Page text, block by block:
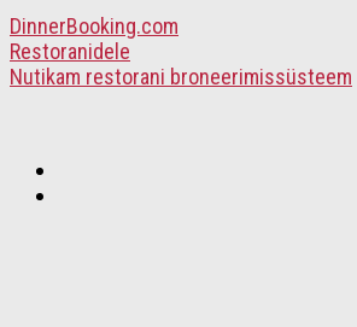
DinnerBooking.com
Restoranidele
Nutikam restorani broneerimissüsteem